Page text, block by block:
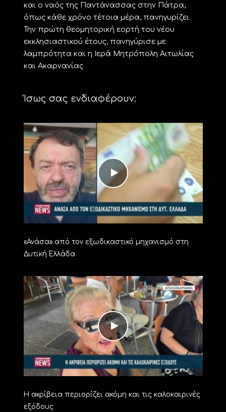
και ο ναός της Παντάνασσας στην Πάτρα,
όπως κάθε χρόνο τέτοια μέρα, πανηγυρίζει.
Την πρώτη θεομητορική εορτή του νέου
εκκλησιαστικού έτους, πανηγύρισε με
λαμπρότητα και η Ιερά Μητρόπολη Αιτωλίας
και Ακαρνανίας
Ίσως σας ενδιαφέρουν:
«Ανάσα» από τον εξωδικαστικό μηχανισμό στη
Δυτική Ελλάδα
Η ακρίβεια περιορίζει ακόμη και τις καλοκαιρινές
εξόδους